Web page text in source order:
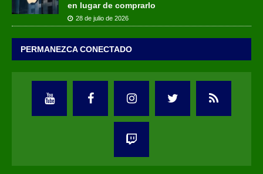
en lugar de comprarlo
28 de julio de 2026
PERMANEZCA CONECTADO